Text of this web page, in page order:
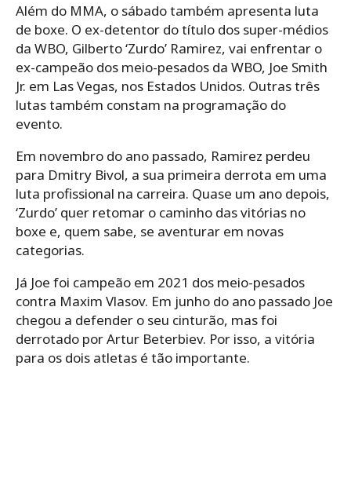
Além do MMA, o sábado também apresenta luta
de boxe. O ex-detentor do título dos super-médios
da WBO, Gilberto ‘Zurdo’ Ramirez, vai enfrentar o
ex-campeão dos meio-pesados da WBO, Joe Smith
Jr. em Las Vegas, nos Estados Unidos. Outras três
lutas também constam na programação do
evento.
Em novembro do ano passado, Ramirez perdeu
para Dmitry Bivol, a sua primeira derrota em uma
luta profissional na carreira. Quase um ano depois,
‘Zurdo’ quer retomar o caminho das vitórias no
boxe e, quem sabe, se aventurar em novas
categorias.
Já Joe foi campeão em 2021 dos meio-pesados
contra Maxim Vlasov. Em junho do ano passado Joe
chegou a defender o seu cinturão, mas foi
derrotado por Artur Beterbiev. Por isso, a vitória
para os dois atletas é tão importante.